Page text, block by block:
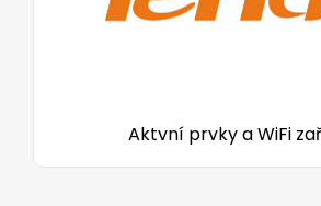
Aktvní prvky a WiFi